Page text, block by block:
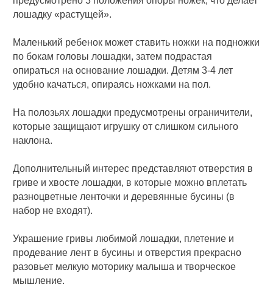
лошадку «растущей».
Маленький ребенок может ставить ножки на подножки
по бокам головы лошадки, затем подрастая
опираться на основание лошадки. Детям 3-4 лет
удобно качаться, опираясь ножками на пол.
На полозьях лошадки предусмотрены ограничители,
которые защищают игрушку от слишком сильного
наклона.
Дополнительный интерес представляют отверстия в
гриве и хвосте лошадки, в которые можно вплетать
разноцветные ленточки и деревянные бусины (в
набор не входят).
Украшение гривы любимой лошадки, плетение и
продевание лент в бусины и отверстия прекрасно
разовьет мелкую моторику малыша и творческое
мышление.